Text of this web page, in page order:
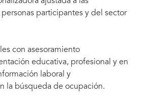
participantes y del sector
con asesoramiento
educativa, profesional y en
laboral y
la búsqueda de ocupación.